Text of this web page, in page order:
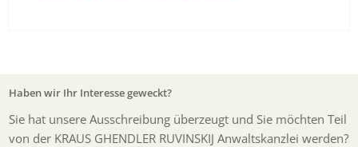
Haben wir Ihr Interesse geweckt?
Sie hat unsere Ausschreibung überzeugt und Sie möchten Teil
von der KRAUS GHENDLER RUVINSKIJ Anwaltskanzlei werden?